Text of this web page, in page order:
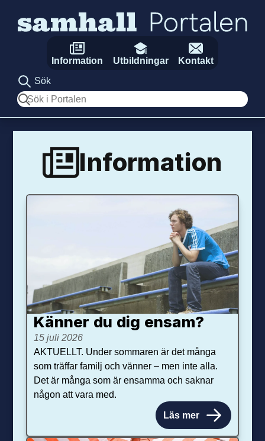
Information Utbildningar
Kontakt
Sök
Sök
Information
Känner du dig ensam?
15 juli 2026
AKTUELLT. Under sommaren är det många
som träffar familj och vänner – men inte alla.
Det är många som är ensamma och saknar
någon att vara med.
Läs mer